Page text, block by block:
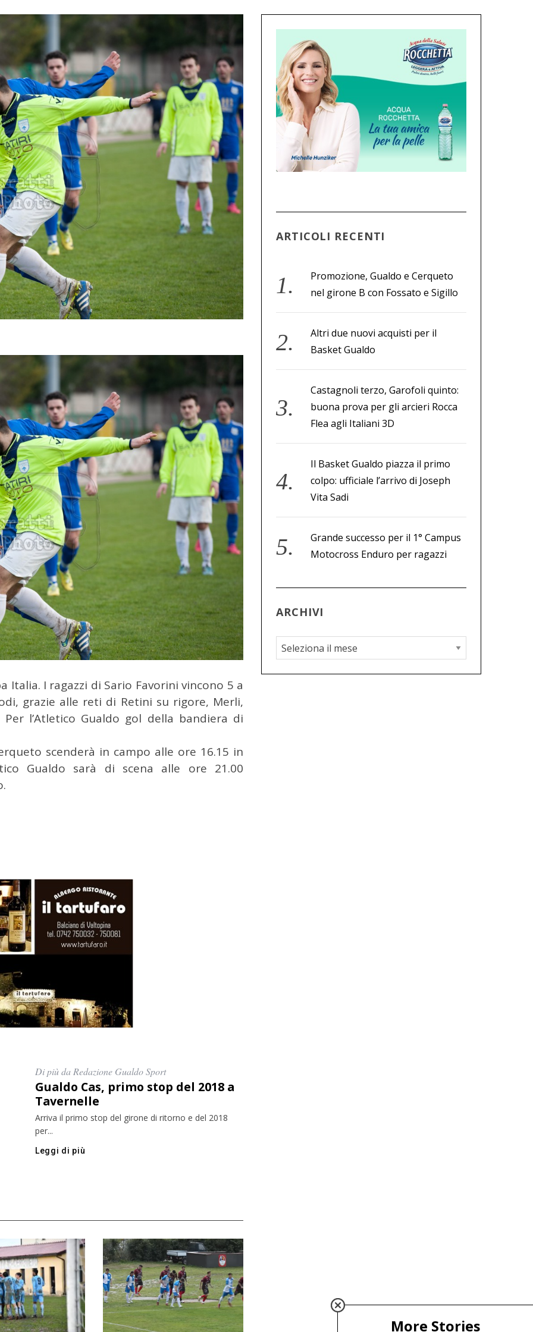
Italia. I ragazzi di Sario Favorini vincono 5 a
grazie alle reti di Retini su rigore, Merli,
l’Atletico Gualdo gol della bandiera di
scenderà in campo alle ore 16.15 in
Gualdo sarà di scena alle ore 21.00
Di più da Redazione Gualdo Sport
Gualdo Cas, primo stop del 2018 a
Tavernelle
Arriva il primo stop del girone di ritorno e del 2018
per...
Leggi di più
ARTICOLI RECENTI
Promozione, Gualdo e Cerqueto
nel girone B con Fossato e Sigillo
Altri due nuovi acquisti per il
Basket Gualdo
Castagnoli terzo, Garofoli quinto:
buona prova per gli arcieri Rocca
Flea agli Italiani 3D
Il Basket Gualdo piazza il primo
colpo: ufficiale l’arrivo di Joseph
Vita Sadi
Grande successo per il 1° Campus
Motocross Enduro per ragazzi
ARCHIVI
A
r
c
More Stories